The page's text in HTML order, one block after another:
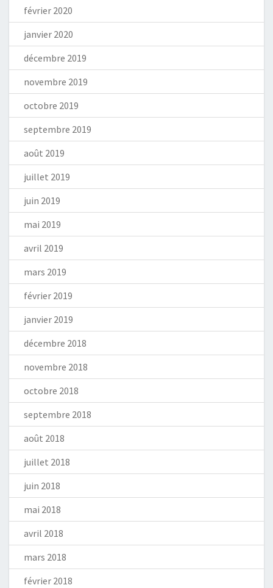
février 2020
janvier 2020
décembre 2019
novembre 2019
octobre 2019
septembre 2019
août 2019
juillet 2019
juin 2019
mai 2019
avril 2019
mars 2019
février 2019
janvier 2019
décembre 2018
novembre 2018
octobre 2018
septembre 2018
août 2018
juillet 2018
juin 2018
mai 2018
avril 2018
mars 2018
février 2018